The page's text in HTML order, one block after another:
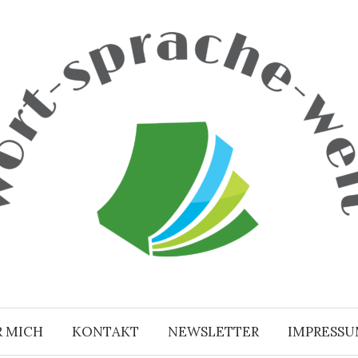
MICH KONTAKT NEWSLETTER